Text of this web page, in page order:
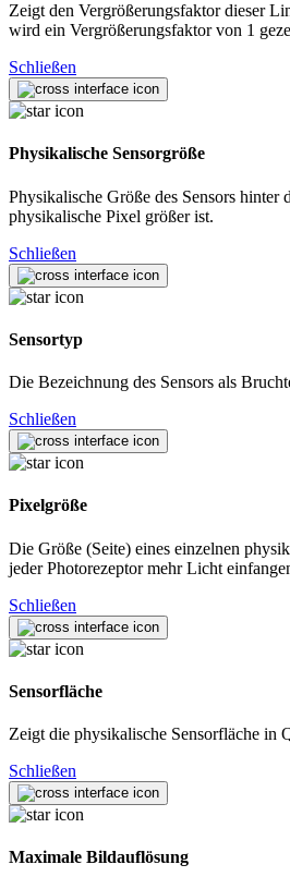
Zeigt den Vergrößerungsfaktor dieser
wird ein Vergrößerungsfaktor von 1
Schließen
Physikalische Sensorgröße
Physikalische Größe des Sensors
physikalische Pixel größer ist.
Schließen
Sensortyp
Die Bezeichnung des Sensors als
Schließen
Pixelgröße
Die Größe (Seite) eines einzelnen
jeder Photorezeptor mehr Licht
Schließen
Sensorfläche
Zeigt die physikalische Sensorfläche in
Schließen
Maximale Bildauflösung